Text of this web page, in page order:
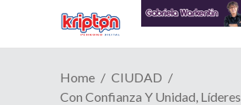
Home
CIUDAD
Con Confianza Y Unidad, Líderes